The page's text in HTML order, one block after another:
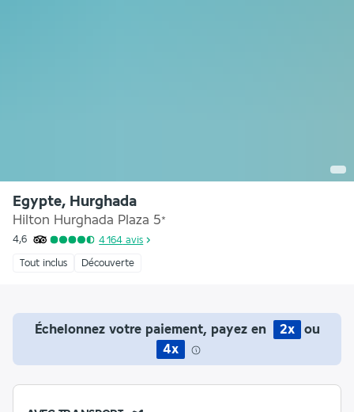
Egypte, Hurghada
Hilton Hurghada Plaza 5*
4,6 4 164 avis
Tout inclus Découverte
Échelonnez votre paiement, payez en 2x
ou
4x